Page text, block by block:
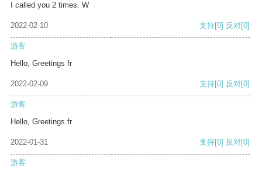
I called you 2 times. W
2022-02-10 支持[0] 反对[0]
游客
Hello, Greetings fr
2022-02-09 支持[0] 反对[0]
游客
Hello, Greetings fr
2022-01-31 支持[0] 反对[0]
游客